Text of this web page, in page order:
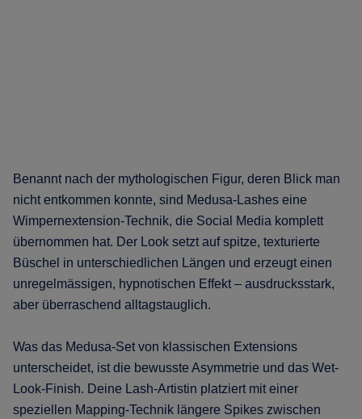
Benannt nach der mythologischen Figur, deren Blick man
nicht entkommen konnte, sind Medusa-Lashes eine
Wimpernextension-Technik, die Social Media komplett
übernommen hat. Der Look setzt auf spitze, texturierte
Büschel in unterschiedlichen Längen und erzeugt einen
unregelmässigen, hypnotischen Effekt – ausdrucksstark,
aber überraschend alltagstauglich.
Was das Medusa-Set von klassischen Extensions
unterscheidet, ist die bewusste Asymmetrie und das Wet-
Look-Finish. Deine Lash-Artistin platziert mit einer
speziellen Mapping-Technik längere Spikes zwischen